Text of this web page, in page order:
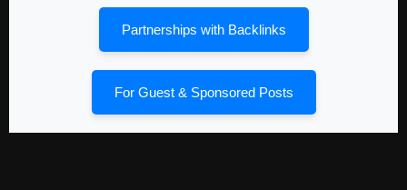
Partnerships with Backlinks
For Guest & Sponsored Posts